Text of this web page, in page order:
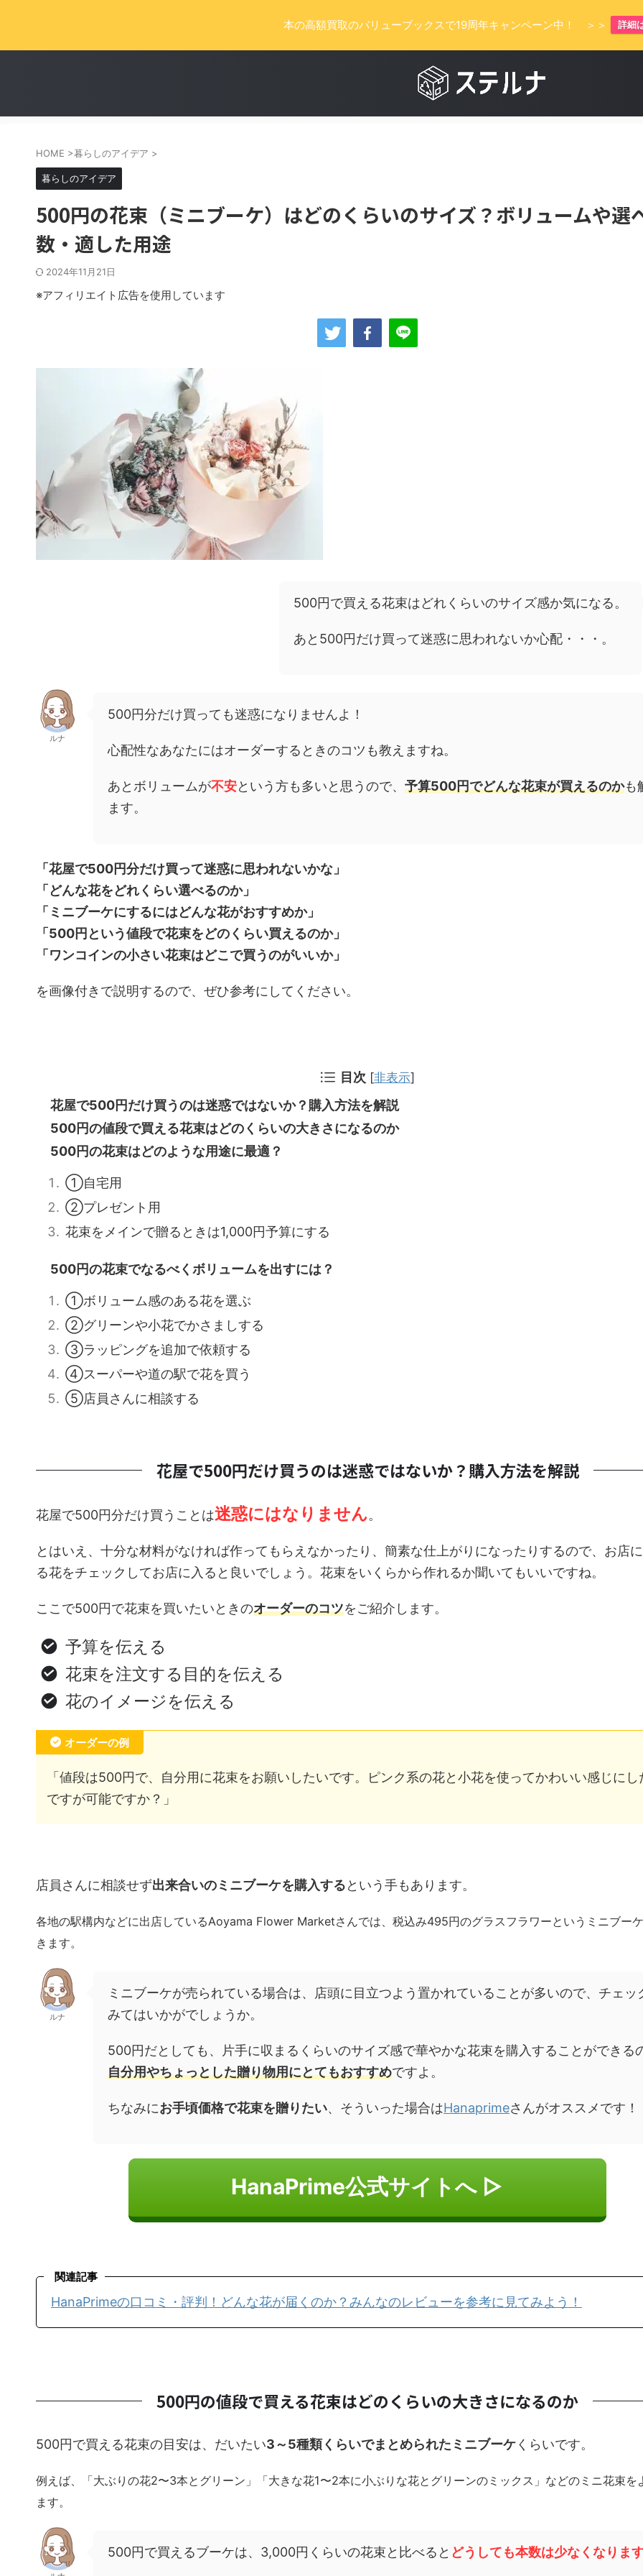
本の高額買取のバリューブックスで19周年キャンペーン中！ ＞＞ 詳細
HOME >暮らしのアイデア >
暮らしのアイデア
500円の花束（ミニブーケ）はどのくらいのサイズ？ボリュームや選
数・適した用途
2024年11月21日
※アフィリエイト広告を使用しています
500円で買える花束はどれくらいのサイズ感か気になる。
あと500円だけ買って迷惑に思われないか心配・・・。
ルナ
500円分だけ買っても迷惑になりませんよ！
心配性なあなたにはオーダーするときのコツも教えますね。
あとボリュームが不安という方も多いと思うので、 予算500円でどんな花束が買えるのかも
ます。
「花屋で500円分だけ買って迷惑に思われないかな」
「どんな花をどれくらい選べるのか」
「ミニブーケにするにはどんな花がおすすめか」
「500円という値段で花束をどのくらい買えるのか」
「ワンコインの小さい花束はどこで買うのがいいか」
を画像付きで説明するので、ぜひ参考にしてください。
目次 [非表示]
花屋で500円だけ買うのは迷惑ではないか？購入方法を解説
500円の値段で買える花束はどのくらいの大きさになるのか
500円の花束はどのような用途に最適？
①自宅用
②プレゼント用
花束をメインで贈るときは1,000円予算にする
500円の花束でなるべくボリュームを出すには？
①ボリューム感のある花を選ぶ
②グリーンや小花でかさましする
③ラッピングを追加で依頼する
④スーパーや道の駅で花を買う
⑤店員さんに相談する
花屋で500円だけ買うのは迷惑ではないか？購入方法を解説
花屋で500円分だけ買うことは迷惑にはなりません。
とはいえ、十分な材料がなければ作ってもらえなかったり、簡素な仕上がりになったりするので、お店
る花をチェックしてお店に入ると良いでしょう。花束をいくらから作れるか聞いてもいいですね。
ここで500円で花束を買いたいときのオーダーのコツをご紹介します。
予算を伝える
花束を注文する目的を伝える
花のイメージを伝える
オーダーの例
「値段は500円で、自分用に花束をお願いしたいです。ピンク系の花と小花を使ってかわいい感じにし
ですが可能ですか？」
店員さんに相談せず出来合いのミニブーケを購入するという手もあります。
各地の駅構内などに出店しているAoyama Flower Marketさんでは、税込み495円のグラスフラワーというミニブー
きます。
ルナ
ミニブーケが売られている場合は、店頭に目立つよう置かれていることが多いので、チェッ
みてはいかがでしょうか。
500円だとしても、片手に収まるくらいのサイズ感で華やかな花束を購入することができる
自分用やちょっとした贈り物用にとてもおすすめですよ。
ちなみにお手頃価格で花束を贈りたい、そういった場合はHanaprimeさんがオススメです！
HanaPrime公式サイトへ ▷
関連記事
HanaPrimeの口コミ・評判！どんな花が届くのか？みんなのレビューを参考に見てみよう！
500円の値段で買える花束はどのくらいの大きさになるのか
500円で買える花束の目安は、だいたい3～5種類くらいでまとめられたミニブーケくらいです。
例えば、「大ぶりの花2〜3本とグリーン」「大きな花1〜2本に小ぶりな花とグリーンのミックス」などのミニ花束を
ます。
500円で買えるブーケは、3,000円くらいの花束と比べると どうしても本数は少なくなりま